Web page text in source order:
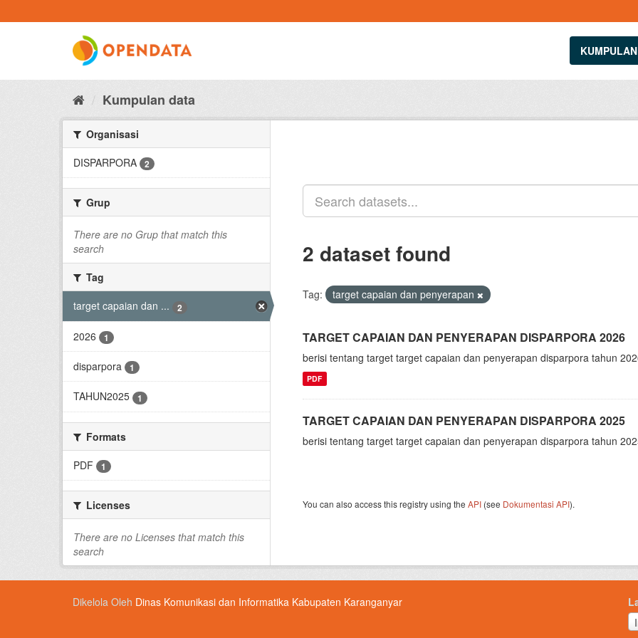
to
Kumpulan data
Organisasi
DISPARPORA
2
Grup
There are no Grup that match this
search
Tag
target capaian dan ...
2
2026 1
disparpora 1
TAHUN2025 1
Formats
PDF
1
Licenses
There are no Licenses that match this
search
2 dataset found
Tag: target capaian dan penyerapan
TARGET CAPAIAN DAN PENYERAPAN DISPARPORA 2026
berisi tentang target target capaian dan penyerapan disparpora tahun
PDF
TARGET CAPAIAN DAN PENYERAPAN DISPARPORA 2025
berisi tentang target target capaian dan penyerapan disparpora tahun
You can also access this registry using the API (see Dokumentasi API).
Dikelola Oleh Dinas Komunikasi dan Informatika Kabupaten Karanganyar